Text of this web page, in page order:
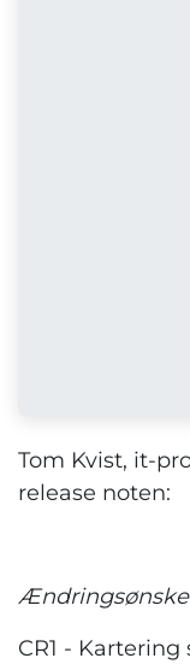
Tom Kvist, it-
release noten:
CR1 -